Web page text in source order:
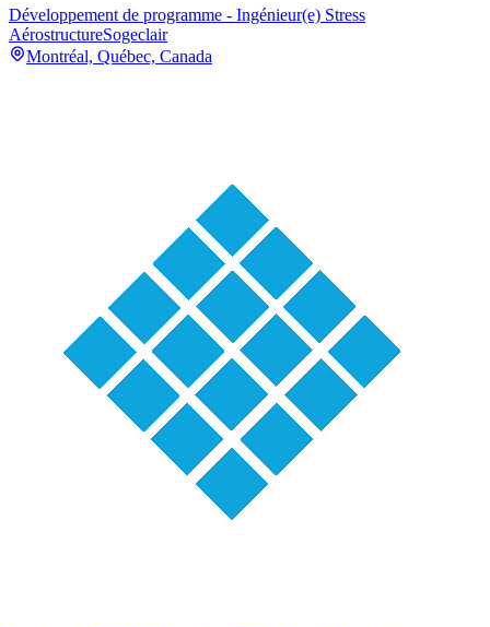
Développement de programme - Ingénieur(e) Stress
AérostructureSogeclair
Montréal, Québec, Canada